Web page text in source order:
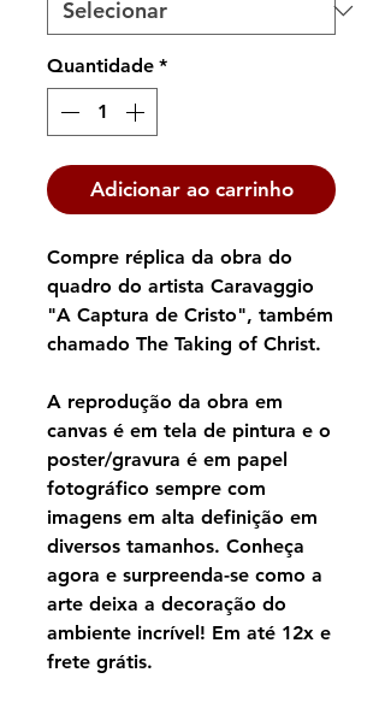
Quantidade *
Adicionar ao carrinho
Compre réplica da obra do
quadro do artista Caravaggio
"A Captura de Cristo", também
chamado The Taking of Christ.
A reprodução da obra em
canvas é em tela de pintura e o
poster/gravura é em papel
fotográfico sempre com
imagens em alta definição em
diversos tamanhos. Conheça
agora e surpreenda-se como a
arte deixa a decoração do
ambiente incrível! Em até 12x e
frete grátis.